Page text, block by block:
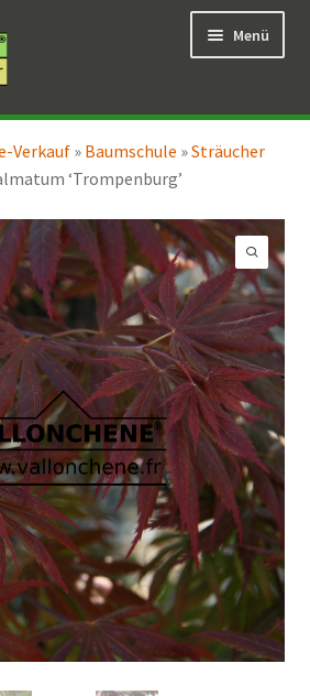
Menü
Verkauf» Baumschule »Sträucher
‘Trompenburg’